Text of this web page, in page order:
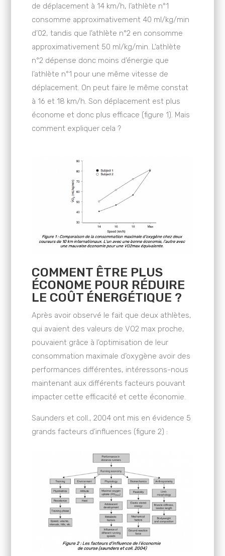
de déplacement à 14 km/h, l’athlète n°1
consomme approximativement 40 ml/kg/min
d’02, tandis que l’athlète n°2 en consomme
approximativement 50 ml/kg/min. L’athlète
n°2 dépense donc moins d’énergie que
l’athlète n°1 pour une même vitesse de
déplacement. On peut faire le même constat
à 16 et 18 km/h. Son déplacement est plus
économe et donc plus efficace (figure 1). Mais
comment expliquer cela ?
COMMENT ÊTRE PLUS
ÉCONOME POUR RÉDUIRE
LE COÛT ÉNERGÉTIQUE ?
Après avoir observé le fait que deux athlètes,
qui avaient des valeurs de VO2 max proche,
pouvaient grâce à l’optimisation de leur
consommation maximale d’oxygène avoir des
performances différentes, intéressons-nous
maintenant aux différents facteurs pouvant
impacter cette efficacité et cette économie.
Saunders et coll., 2004 ont mis en évidence 5
grands facteurs d’influences (figure 2) :